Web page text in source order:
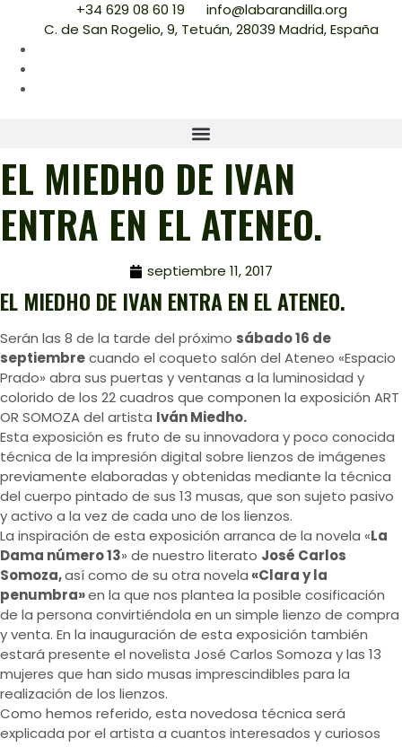
+34 629 08 60 19
info@labarandilla.org
C. de San Rogelio, 9, Tetuán, 28039 Madrid, España
EL MIEDHO DE IVAN
ENTRA EN EL ATENEO.
septiembre 11, 2017
EL MIEDHO DE IVAN ENTRA EN EL ATENEO.
Serán las 8 de la tarde del próximo sábado 16 de
septiembrecuando el coqueto salón del Ateneo «Espacio
Prado» abra sus puertas y ventanas a la luminosidad y
colorido de los 22 cuadros que componen la exposición ART
OR SOMOZA del artista Iván Miedho.
Esta exposición es fruto de su innovadora y poco conocida
técnica de la impresión digital sobre lienzos de imágenes
previamente elaboradas y obtenidas mediante la técnica
del cuerpo pintado de sus 13 musas, que son sujeto pasivo
y activo a la vez de cada uno de los lienzos.
La inspiración de esta exposición arranca de la novela «La
Dama número 13» de nuestro literato José Carlos
Somoza,así como de su otra novela «Clara y la
penumbra»en la que nos plantea la posible cosificación
de la persona convirtiéndola en un simple lienzo de compra
y venta. En la inauguración de esta exposición también
estará presente el novelista José Carlos Somoza y las 13
mujeres que han sido musas imprescindibles para la
realización de los lienzos.
Como hemos referido, esta novedosa técnica será
explicada por el artista a cuantos interesados y curiosos